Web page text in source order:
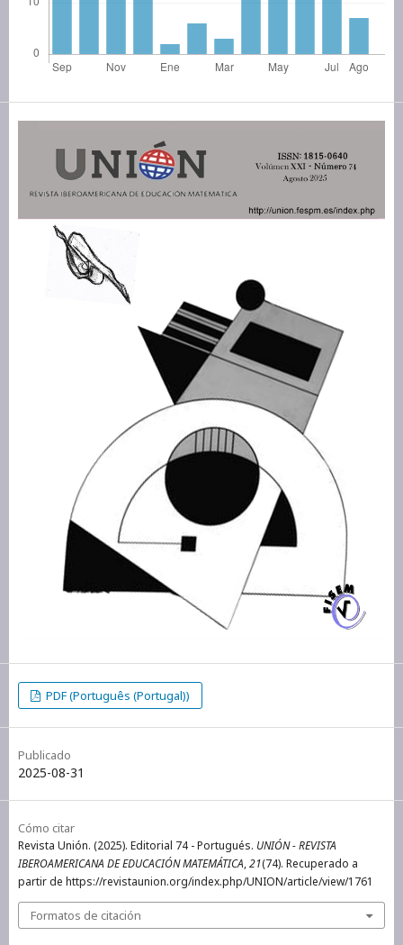
PDF (Português (Portugal))
Publicado
2025-08-31
Cómo citar
Revista Unión. (2025). Editorial 74 - Portugués. UNIÓN - REVISTA
IBEROAMERICANA DE EDUCACIÓN MATEMÁTICA,21(74). Recuperado a
partir de https://revistaunion.org/index.php/UNION/article/view/1761
Formatos de citación